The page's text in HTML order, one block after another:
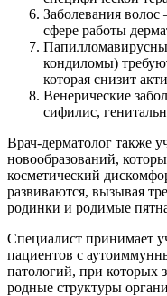
Заболевания волос
сфере работы
кондиломы)
которая снизит
Венерические
сифилис,
Врач-дерматолог также
новообразований,
косметический
развиваются, вызывая
родинки и родимые
Специалист принимает
пациентов с
патологий, при которых
родные структуры